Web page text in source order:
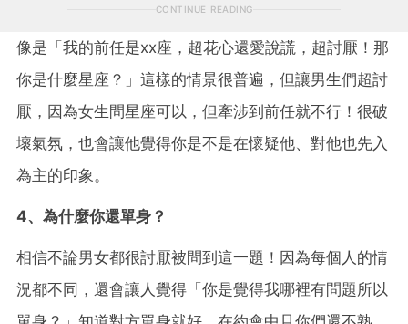
CONTINUE READING
像是「我的前任是xx座，超花心還愛說謊，超討厭！那
你是什麼星座？」這樣的情景很普遍，但讓男生們超討
厭，因為女生問星座可以，但牽涉到前任就不行！很破
壞氣氛，也會讓他覺得你是不是在懷疑他、對他也先入
為主的印象。
4、為什麼你還單身？
相信不論男女都很討厭被問到這一題！因為每個人的情
況都不同，還會讓人覺得「你是覺得我哪裡有問題所以